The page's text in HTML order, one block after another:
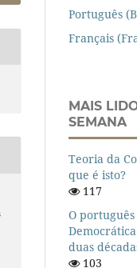
Português
Français
MAIS
SEMANA
Teoria da
que é isto?
117
O
duas
103